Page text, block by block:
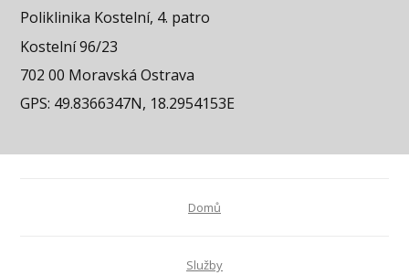
Poliklinika Kostelní, 4. patro
Kostelní 96/23
702 00 Moravská Ostrava
GPS: 49.8366347N, 18.2954153E
Domů
Služby